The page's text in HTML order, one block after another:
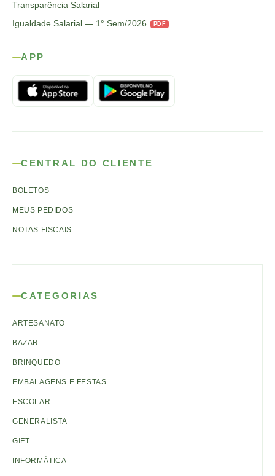
Transparência Salarial
Igualdade Salarial — 1° Sem/2026
PDF
APP
CENTRAL DO CLIENTE
BOLETOS
MEUS PEDIDOS
NOTAS FISCAIS
CATEGORIAS
ARTESANATO
BAZAR
BRINQUEDO
EMBALAGENS E FESTAS
ESCOLAR
GENERALISTA
GIFT
INFORMÁTICA